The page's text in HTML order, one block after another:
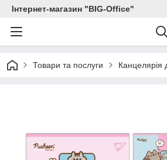
Інтернет-магазин "BIG-Office"
Товари та послуги Канцелярія